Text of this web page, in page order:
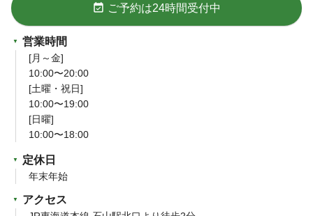
event_available ご予約は24時間受付中
営業時間
[月～金]
10:00〜20:00
[土曜・祝日]
10:00〜19:00
[日曜]
10:00〜18:00
定休日
年末年始
アクセス